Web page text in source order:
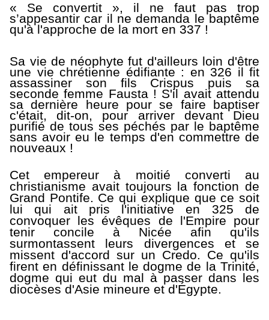
« Se convertit », il ne faut pas trop
s’appesantir car il ne demanda le baptême
qu'à l'approche de la mort en 337 !
Sa vie de néophyte fut d'ailleurs loin d'être
une vie chrétienne édifiante : en 326 il fit
assassiner son fils Crispus puis sa
seconde femme Fausta ! S'il avait attendu
sa dernière heure pour se faire baptiser
c'était, dit-on, pour arriver devant Dieu
purifié de tous ses péchés par le baptême
sans avoir eu le temps d'en commettre de
nouveaux !
Cet empereur à moitié converti au
christianisme avait toujours la fonction de
Grand Pontife. Ce qui explique que ce soit
lui qui ait pris l'initiative en 325 de
convoquer les évêques de l'Empire pour
tenir concile à Nicée afin qu'ils
surmontassent leurs divergences et se
missent d'accord sur un Credo. Ce qu'ils
firent en définissant le dogme de la Trinité,
dogme qui eut du mal à passer dans les
diocèses d'Asie mineure et d'Égypte.